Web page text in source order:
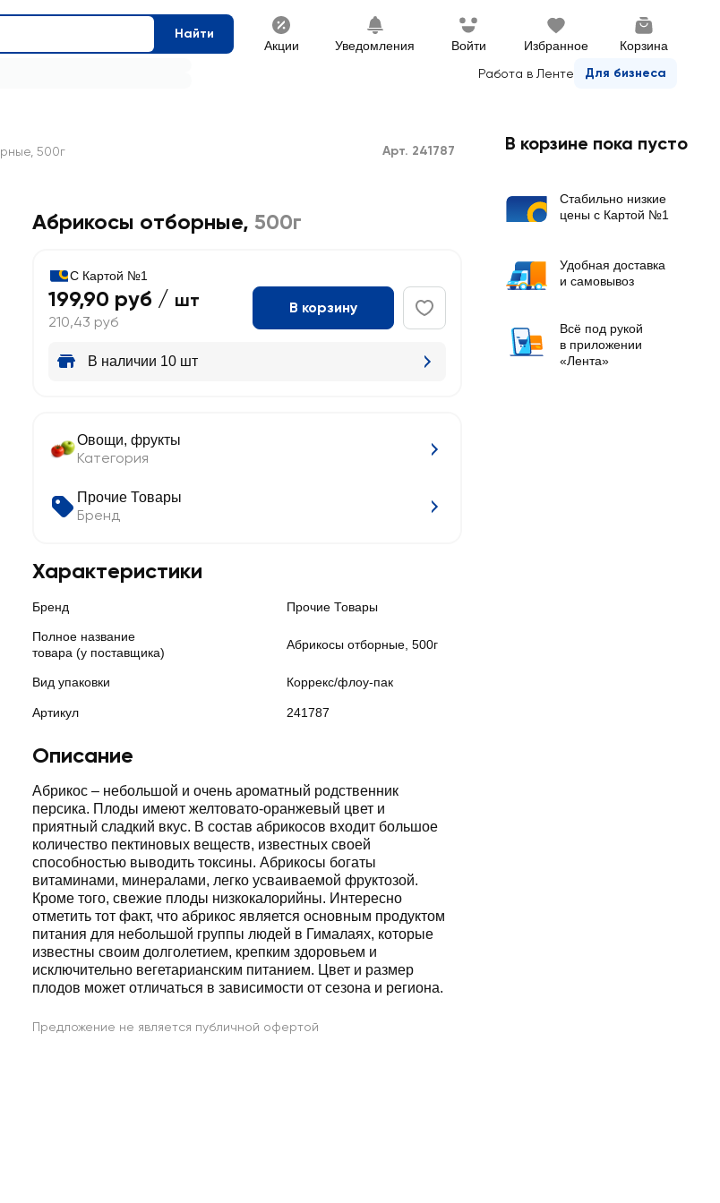
Найти
Акции Уведомления Войти Избранное Корзина
Работа в Ленте Для бизнеса
500г Арт. 241787
Абрикосы отборные, 500г
С Картой №1
199,90 руб / шт
210,43 руб
В корзину
В наличии 10 шт
Овощи, фрукты
Категория
Прочие Товары
Бренд
Характеристики
Бренд Прочие Товары
Полное название
товара (у поставщика)
Абрикосы отборные, 500г
Вид упаковки Коррекс/флоу-пак
Артикул 241787
Описание
Абрикос – небольшой и очень ароматный родственник
персика. Плоды имеют желтовато-оранжевый цвет и
приятный сладкий вкус. В состав абрикосов входит большое
количество пектиновых веществ, известных своей
способностью выводить токсины. Абрикосы богаты
витаминами, минералами, легко усваиваемой фруктозой.
Кроме того, свежие плоды низкокалорийны. Интересно
отметить тот факт, что абрикос является основным продуктом
питания для небольшой группы людей в Гималаях, которые
известны своим долголетием, крепким здоровьем и
исключительно вегетарианским питанием. Цвет и размер
плодов может отличаться в зависимости от сезона и региона.
Предложение не является публичной офертой
В корзине пока пусто
Стабильно низкие
цены с Картой №1
Удобная доставка
и самовывоз
Всё под рукой
в приложении
«Лента»